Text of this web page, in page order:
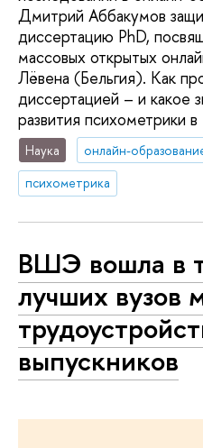
Дмитрий Аббакумов
диссертацию PhD,
массовых открытых
Лёвена (Бельгия). Как
диссертацией – и какое
развития психометрики в
Наука
онлайн-
психометрика
ВШЭ вошла в
лучших вузов
выпускников